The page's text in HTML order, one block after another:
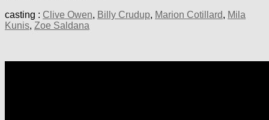
casting : Clive Owen, Billy Crudup, Marion Cotillard, Mila
Kunis, Zoe Saldana